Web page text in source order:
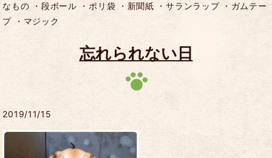
なもの ・段ボール ・ポリ袋 ・新聞紙 ・サランラップ ・ガムテー
プ ・マジック
忘れられない日
2019/11/15